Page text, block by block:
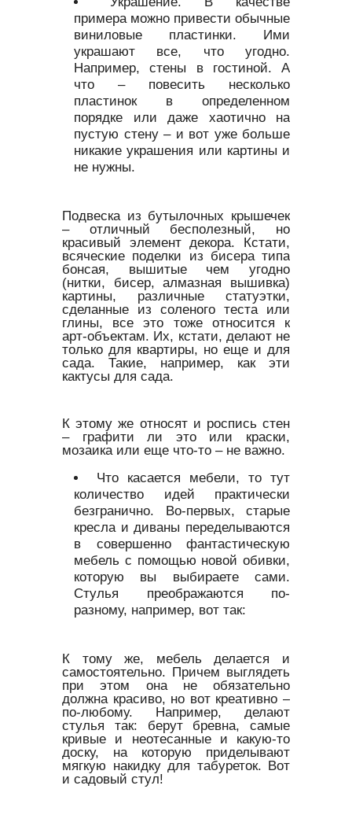
примера можно привести обычные
виниловые пластинки. Ими
украшают все, что угодно.
Например, стены в гостиной. А
что – повесить несколько
пластинок в определенном
порядке или даже хаотично на
пустую стену – и вот уже больше
никакие украшения или картины и
не нужны.
Подвеска из бутылочных крышечек
– отличный бесполезный, но
красивый элемент декора. Кстати,
всяческие поделки из бисера типа
бонсая, вышитые чем угодно
(нитки, бисер, алмазная вышивка)
картины, различные статуэтки,
сделанные из соленого теста или
глины, все это тоже относится к
арт-объектам. Их, кстати, делают не
только для квартиры, но еще и для
сада. Такие, например, как эти
кактусы для сада.
К этому же относят и роспись стен
– графити ли это или краски,
мозаика или еще что-то – не важно.
Что касается мебели, то тут
количество идей практически
безгранично. Во-первых, старые
кресла и диваны переделываются
в совершенно фантастическую
мебель с помощью новой обивки,
которую вы выбираете сами.
Стулья преображаются по-
разному, например, вот так:
К тому же, мебель делается и
самостоятельно. Причем выглядеть
при этом она не обязательно
должна красиво, но вот креативно –
по-любому. Например, делают
стулья так: берут бревна, самые
кривые и неотесанные и какую-то
доску, на которую приделывают
мягкую накидку для табуреток. Вот
и садовый стул!